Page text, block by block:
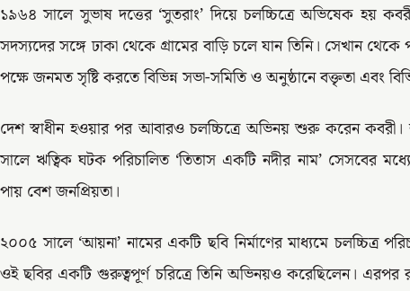
১৯৬৪ সালে সুভাষ দত্তের ‘সুতরাং’ দিয়ে চলচ্চিত্রে অভিষেক হয়
সদস্যদের সঙ্গে ঢাকা থেকে গ্রামের বাড়ি চলে যান তিনি। সেখান
পক্ষে জনমত সৃষ্টি করতে বিভিন্ন সভা-সমিতি ও অনুষ্ঠানে বক্তৃতা এবং
দেশ স্বাধীন হওয়ার পর আবারও চলচ্চিত্রে অভিনয় শুরু করেন
সালে ঋত্বিক ঘটক পরিচালিত ‘তিতাস একটি নদীর নাম’ সেসবের
পায় বেশ জনপ্রিয়তা।
২০০৫ সালে ‘আয়না’ নামের একটি ছবি নির্মাণের মাধ্যমে
ওই ছবির একটি গুরুত্বপূর্ণ চরিত্রে তিনি অভিনয়ও করেছিলেন। এরপর